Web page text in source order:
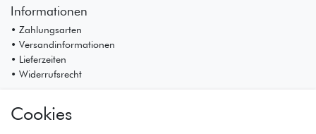
Informationen
• Zahlungsarten
• Versandinformationen
• Lieferzeiten
• Widerrufsrecht
• Registrierung
Cookies